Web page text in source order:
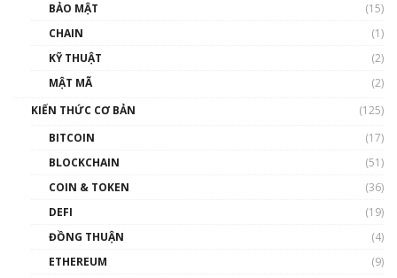
00:43:47
như thể nào?
00:39:31
Phổ cập Blockchain
BẢO MẬT
(15)
CHAIN
(1)
KỸ THUẬT
(2)
MẬT MÃ
(2)
KIẾN THỨC CƠ BẢN
(125)
BITCOIN
(17)
BLOCKCHAIN
(51)
COIN & TOKEN
(36)
DEFI
(19)
ĐỒNG THUẬN
(4)
ETHEREUM
(9)